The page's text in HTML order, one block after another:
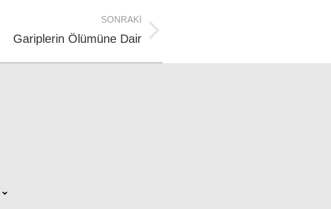
SONRAKI
Gariplerin Ölümüne Dair